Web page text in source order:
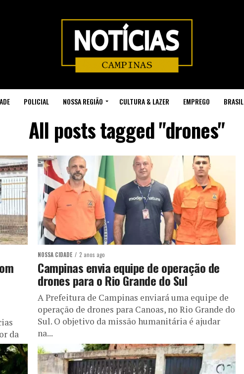
POLICIAL NOSSA REGIÃO CULTURA & LAZER EMPREGO BRASIL
All posts tagged "drones"
da
NOSSA CIDADE 2 anos ago
Campinas envia equipe de operação de
drones para o Rio Grande do Sul
A Prefeitura de Campinas enviará uma equipe de
operação de drones para Canoas, no Rio Grande do
Sul. O objetivo da missão humanitária é ajudar
na...